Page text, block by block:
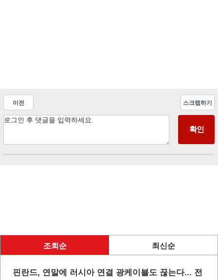
이전 스크랩하기
조회순 최신순
핀란드, 연말에 러시아 연결 광케이블도 끊는다... 전